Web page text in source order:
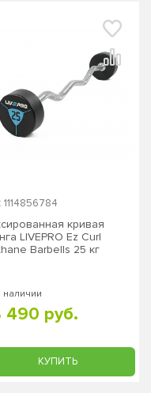
1114856784
кривая
LIVEPRO Ez Curl
Barbells 25 кг
наличии
490 руб.
КУПИТЬ